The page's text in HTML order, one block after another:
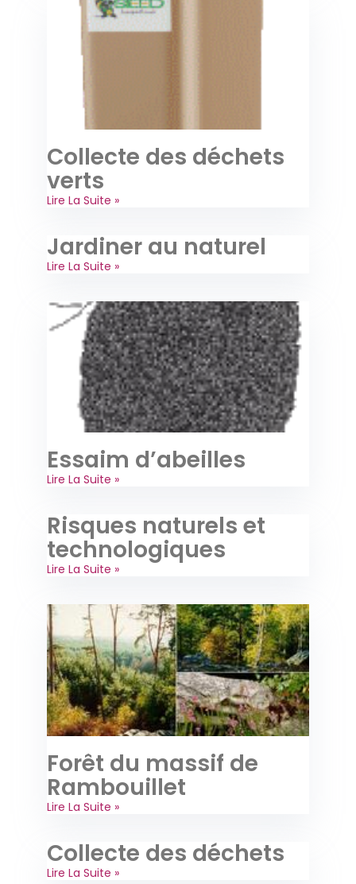
Collecte des déchets
verts
Lire La Suite »
Jardiner au naturel
Lire La Suite »
Essaim d’abeilles
Lire La Suite »
Risques naturels et
technologiques
Lire La Suite »
Forêt du massif de
Rambouillet
Lire La Suite »
Collecte des déchets
Lire La Suite »